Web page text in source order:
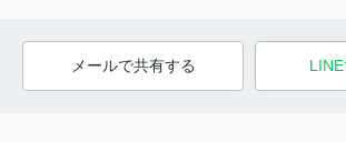
メールで共有する